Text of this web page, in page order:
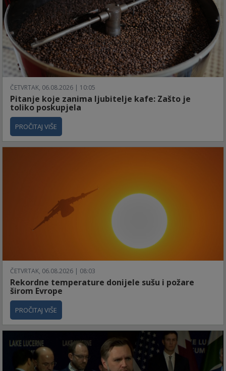
ČETVRTAK, 06.08.2026 | 10:05
Pitanje koje zanima ljubitelje kafe: Zašto je
toliko poskupjela
PROČITAJ VIŠE
ČETVRTAK, 06.08.2026 | 08:03
Rekordne temperature donijele sušu i požare
širom Evrope
PROČITAJ VIŠE